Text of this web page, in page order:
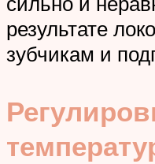
результате
зубчикам и